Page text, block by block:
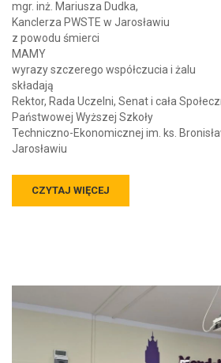
mgr. inż. Mariusza Dudka,
Kanclerza PWSTE w Jarosławiu
z powodu śmierci
MAMY
wyrazy szczerego współczucia i żalu
składają
Rektor, Rada Uczelni, Senat i cała
Państwowej Wyższej Szkoły
Techniczno-Ekonomicznej im. ks.
Jarosławiu
CZYTAJ WIĘCEJ